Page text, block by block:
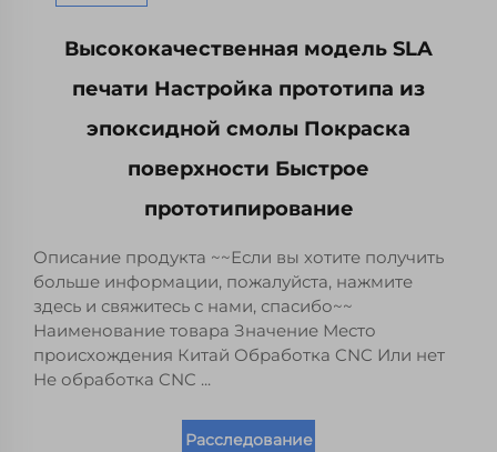
Высококачественная модель SLA
печати Настройка прототипа из
эпоксидной смолы Покраска
поверхности Быстрое
прототипирование
Описание продукта ~~Если вы хотите получить
больше информации, пожалуйста, нажмите
здесь и свяжитесь с нами, спасибо~~
Наименование товара Значение Место
происхождения Китай Обработка CNC Или нет
Не обработка CNC ...
Расследование